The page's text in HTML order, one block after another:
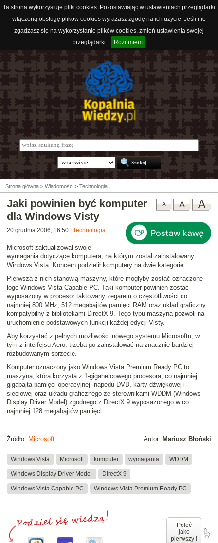
Ta strona wykorzystuje pliki cookies. Pozostawiając w ustawieniach przeglądarki
włączoną obsługę plików cookies wyrażasz zgodę na ich użycie. Jeśli nie
zgadzasz się na wykorzystanie plików cookies, zmień ustawienia swojej
przeglądarki.
Rozumiem
Strona główna > Wiadomości > Technologia
A
A
A
Jaki powinien być komputer
dla Windows Visty
20 grudnia 2006, 16:50 Technologia
Microsoft zaktualizował swoje
wymagania dotyczące komputera, na którym został zainstalowany
Windows Vista. Koncern podzielił komputery na dwie kategorie.
Pierwszą z nich stanowią maszyny, które mogłyby zostać oznaczone
logo Windows Vista Capable PC. Taki komputer powinien zostać
wyposażony w procesor taktowany zegarem o częstotliwości co
najmniej 800 MHz, 512 megabajtów pamięci RAM oraz układ graficzny
kompatybilny z bibliotekami DirectX 9. Tego typu maszyna pozwoli na
uruchomienie podstawowych funkcji każdej edycji Visty.
Aby korzystać z pełnych możliwości nowego systemu Microsoftu, w
tym z interfejsu Aero, trzeba go zainstalować na znacznie bardziej
rozbudowanym sprzęcie.
Komputer oznaczony jako Windows Vista Premium Ready PC to
maszyna, która korzysta z 1-gigahercowego procesora, co najmniej
gigabajta pamięci operacyjnej, napędu DVD, karty dźwiękowej i
sieciowej oraz układu graficznego ze sterownikami WDDM (Windows
Display Driver Model ) zgodnego z DirectX 9 wyposażonego w co
najmniej 128 megabajtów pamięci.
Autor: Mariusz Błoński
Źródło: Microsoft
Windows Vista Microsoft komputer wymagania WDDM
Windows Display Driver Model DirectX 9
Windows Vista Capable PC Windows Vista Premium Ready PC
Poleć
jako
pierwszy !